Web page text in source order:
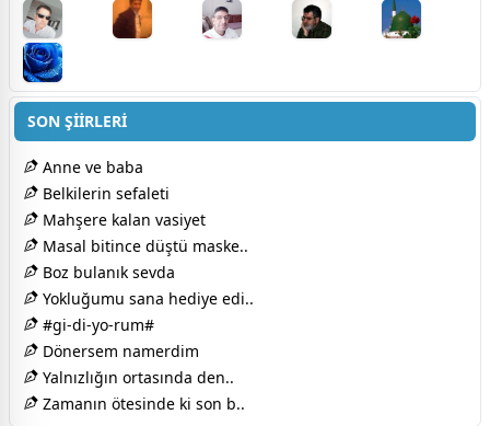
SON ŞİİRLERİ
Anne ve baba
Belkilerin sefaleti
Mahşere kalan vasiyet
Masal bitince düştü maske..
Boz bulanık sevda
Yokluğumu sana hediye edi..
#gi-di-yo-rum#
Dönersem namerdim​
Yalnızlığın ortasında den..
Zamanın ötesinde ki son b..